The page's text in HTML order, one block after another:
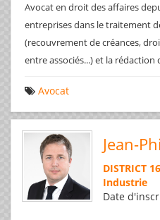
Avocat en droit des affaires
entreprises dans le traitement
(recouvrement de créances,
entre associés...) et la rédaction
Avocat
Jean-
DISTRICT
Industrie
Date